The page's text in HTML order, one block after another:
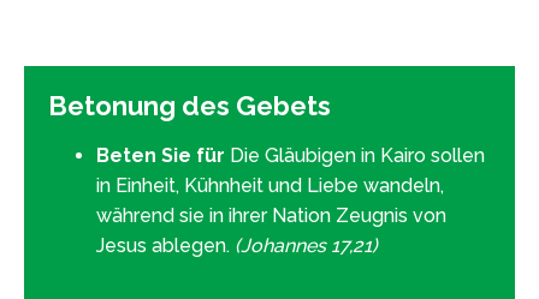
Betonung des Gebets
Beten Sie für Die Gläubigen in Kairo sollen
in Einheit, Kühnheit und Liebe wandeln,
während sie in ihrer Nation Zeugnis von
Jesus ablegen. (Johannes 17,21)